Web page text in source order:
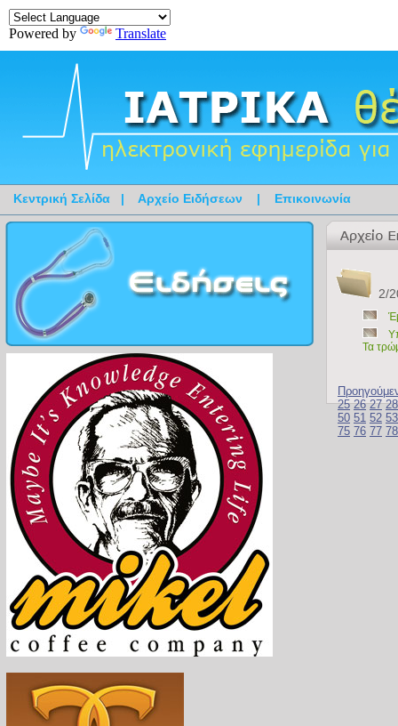
Powered by Translate
Κεντρική Σελίδα | Αρχείο Ειδήσεων | Επικοινωνία
2/
Τα
25 26 27 28
50 51 52 53
75 76 77 78